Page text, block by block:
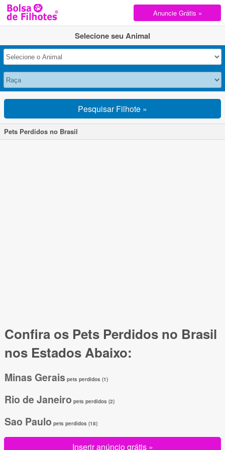
Anuncie Grátis »
Selecione seu Animal
Pesquisar Filhote »
Pets Perdidos no Brasil
Confira os Pets Perdidos no Brasil
nos Estados Abaixo:
Minas Gerais pets perdidos (1)
Rio de Janeiro pets perdidos (2)
Sao Paulo pets perdidos (18)
Inserir anúncio grátis »